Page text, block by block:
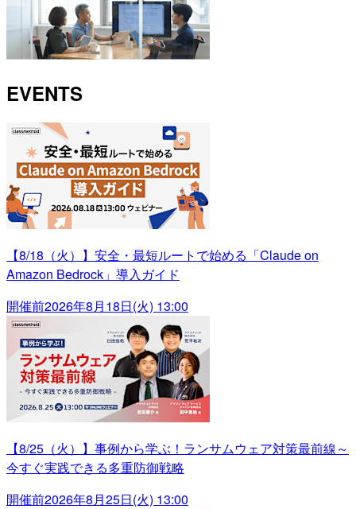
EVENTS
【8/18（火）】安全・最短ルートで始める「Claude on
Amazon Bedrock」導入ガイド
開催前2026年8月18日(火) 13:00
【8/25（火）】事例から学ぶ！ランサムウェア対策最前線～
今すぐ実践できる多重防御戦略
開催前2026年8月25日(火) 13:00